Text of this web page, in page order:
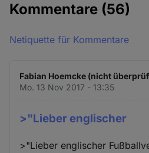
Kommentare (56)
Netiquette für Kommentare
Fabian Hoemcke (nicht
Mo. 13 Nov 2017 - 13:35
>"Lieber englischer
>"Lieber englischer